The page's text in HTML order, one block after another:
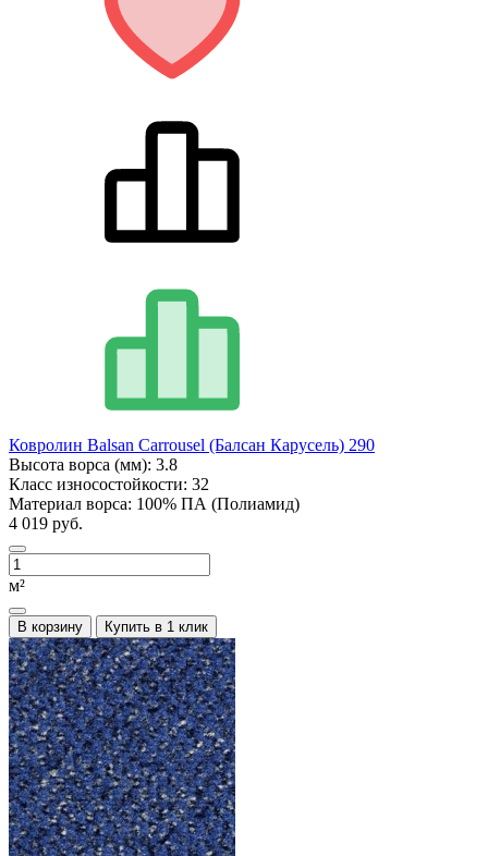
Ковролин Balsan Carrousel (Балсан Карусель) 290
Высота ворса (мм): 3.8
Класс износостойкости: 32
Материал ворса: 100% ПА (Полиамид)
4 019 руб.
м²
В корзину Купить в 1 клик